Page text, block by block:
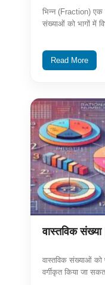
भिन्न (Fraction) एक
संख्याओं को भागों में
Read More
वास्तविक
वास्तविक संख्याओं
वर्गीकृत किया जा